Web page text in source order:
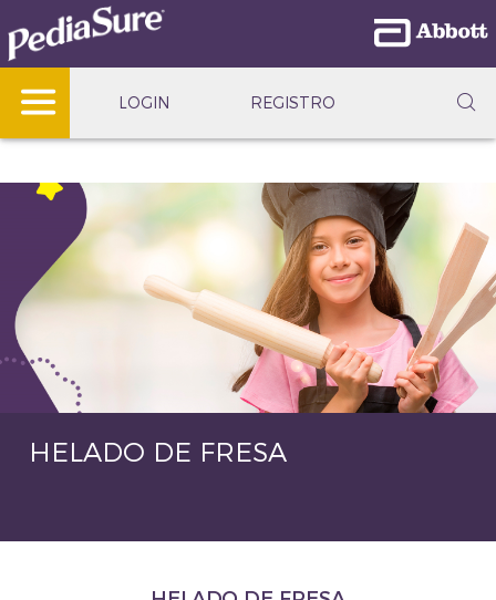
REGISTRO
LOGIN
HELADO DE FRESA